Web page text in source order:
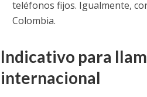
teléfonos fijos. Igualmente,
Colombia.
Indicativo para
internacional